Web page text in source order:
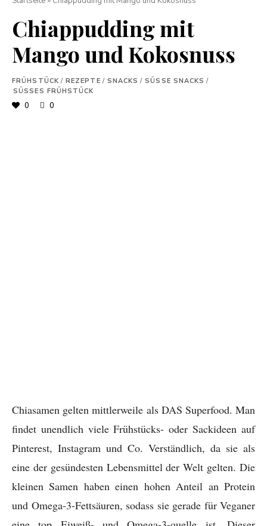
Chiappudding mit
Mango und Kokosnuss
FRÜHSTÜCK / REZEPTE / SNACKS / SÜSSE SNACKS
/
SÜSSES FRÜHSTÜCK
0 0
Chiasamen gelten mittlerweile als DAS Superfood. Man
findet unendlich viele Frühstücks- oder Sackideen auf
Pinterest, Instagram und Co. Verständlich, da sie als
eine der gesündesten Lebensmittel der Welt gelten. Die
kleinen Samen haben einen hohen Anteil an Protein
und Omega-3-Fettsäuren, sodass sie gerade für Veganer